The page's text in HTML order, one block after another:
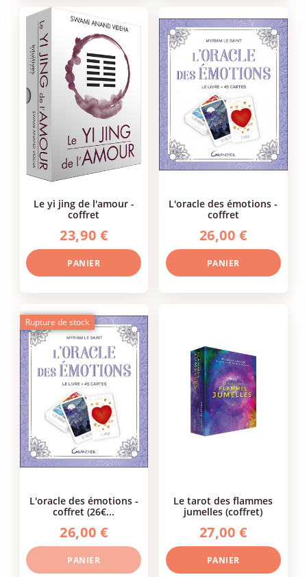
le yi jing de l'amour -
coffret
23,90 €
PANIER
l'oracle des émotions -
coffret
26,00 €
PANIER
l'oracle des émotions -
coffret (26€...
26,00 €
PANIER
Rupture de stock
le tarot des flammes
jumelles (coffret)
27,00 €
PANIER